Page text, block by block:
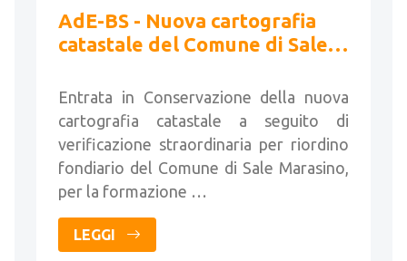
AdE-BS - Nuova cartografia
catastale del Comune di Sale
Entrata in Conservazione della nuova
cartografia catastale a seguito di
verificazione straordinaria per riordino
fondiario del Comune di Sale Marasino,
per la formazione …
LEGGI